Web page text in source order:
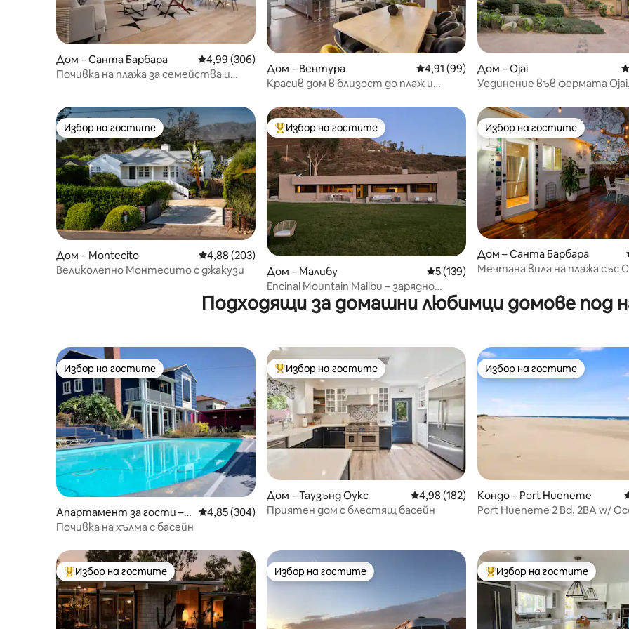
Дом – Санта Барбара Средна оценка: 4,99 от 5, 306 отзива
4,99 (306)
Почивка на плажа за семейства и
Дом – Вентура Средна оценка: 4,91 от 5, 99 отзива
4,91 (99)
Красив дом в близост до плаж и
Дом – Ojai
Уединение във фермата Ojai,
гледки към планината
Избор на гостите
Избор на гостите
Дом – Montecito Средна оценка: 4,88 от 5, 203 отзива
4,88 (203)
Великолепно Монтесито с джакузи
Най-популярен избор на гостите
Избор на гостите
Дом – Малибу Средна оценка: 5 от 5, 139 отзива
5 (139)
Encinal Mountain Malibu – зарядно
устройство за електрически
автомобили в затворен комплекс
Избор на гостите
Избор на гостите
Дом – Санта Барбара
Мечтана вила на плажа със
Подходящи за домашни любимци домове под
Избор на гостите
Избор на гостите
Апартамент за гости – S
anta Paula
Средна оценка: 4,85 от 5, 304 отзива
4,85 (304)
Почивка на хълма с басейн
Най-популярен избор на гостите
Избор на гостите
Дом – Таузънд Оукс Средна оценка: 4,98 от 5, 182 отзива
4,98 (182)
Приятен дом с блестящ басейн
Избор на гостите
Избор на гостите
Кондо – Port Hueneme
Port Hueneme 2 Bd, 2BA w/
Най-популярен избор на гостите
Избор на гостите Избор на гостите
Избор на гостите Най-популярен избор на
Избор на гостите